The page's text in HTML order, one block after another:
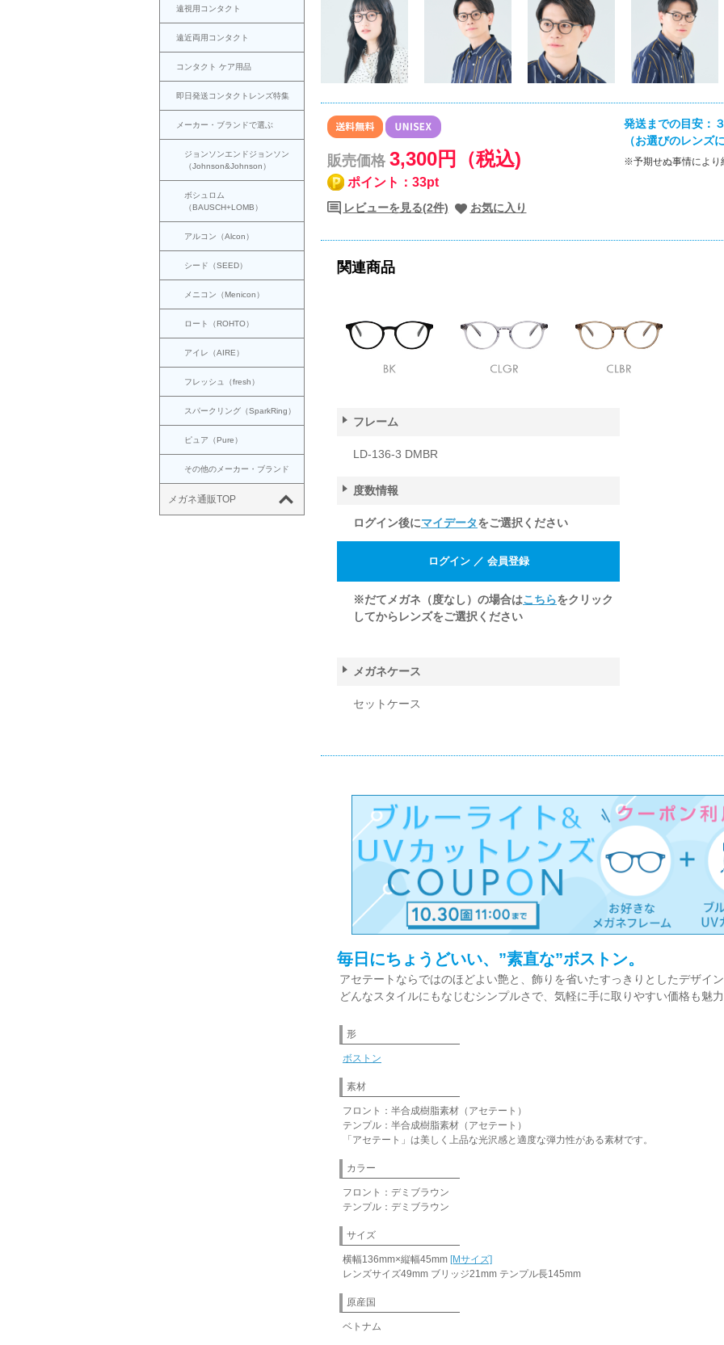
遠視用コンタクト
遠近両用コンタクト
コンタクト ケア用品
即日発送コンタクトレンズ特集
メーカー・ブランドで選ぶ
ジョンソンエンドジョンソン
（Johnson&Johnson）
ボシュロム
（BAUSCH+LOMB）
アルコン（Alcon）
シード（SEED）
メニコン（Menicon）
ロート（ROHTO）
アイレ（AIRE）
フレッシュ（fresh）
スパークリング（SparkRing）
ピュア（Pure）
その他のメーカー・ブランド
メガネ通販TOP
販売価格 3,300円（税込)
ポイント：33pt
レビューを見る(2件) お気に入り
発送までの目安：
（お選びのレンズ
※予期せぬ事情により
関連商品
フレーム
LD-136-3 DMBR
度数情報
ログイン後にマイデータをご選択ください
※だてメガネ（度なし）の場合はこちらをクリック
してからレンズをご選択ください
メガネケース
セットケース
毎日にちょうどいい、”素直な”ボストン。
アセテートならではのほどよい艶と、飾りを省いたすっきりとしたデザイン
どんなスタイルにもなじむシンプルさで、気軽に手に取りやすい価格も魅力
形
ボストン
素材
フロント：半合成樹脂素材（アセテート）
テンプル：半合成樹脂素材（アセテート）
「アセテート」は美しく上品な光沢感と適度な弾力性がある素材です。
カラー
フロント：デミブラウン
テンプル：デミブラウン
サイズ
横幅136mm×縦幅45mm [Mサイズ]
レンズサイズ49mm ブリッジ21mm テンプル長145mm
原産国
ベトナム